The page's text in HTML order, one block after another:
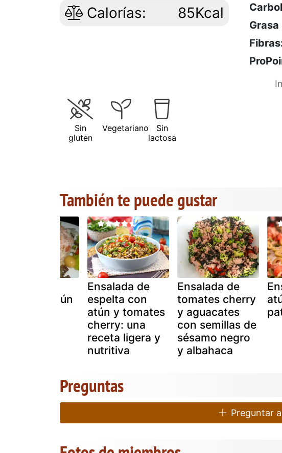
Calorías: 85Kcal
Grasa
Sin
gluten
Vegetariano
Sin
lactosa
También te puede gustar
con atún
Ensalada de
espelta con
atún y tomates
cherry: una
receta ligera y
nutritiva
Ensalada de
tomates cherry
y aguacates
con semillas de
sésamo negro
y albahaca
Preguntas
Preguntar